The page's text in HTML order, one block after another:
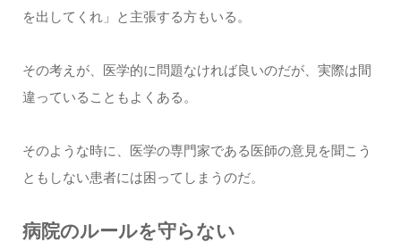
を出してくれ」と主張する方もいる。
その考えが、医学的に問題なければ良いのだが、実際は間
違っていることもよくある。
そのような時に、医学の専門家である医師の意見を聞こう
ともしない患者には困ってしまうのだ。
病院のルールを守らない